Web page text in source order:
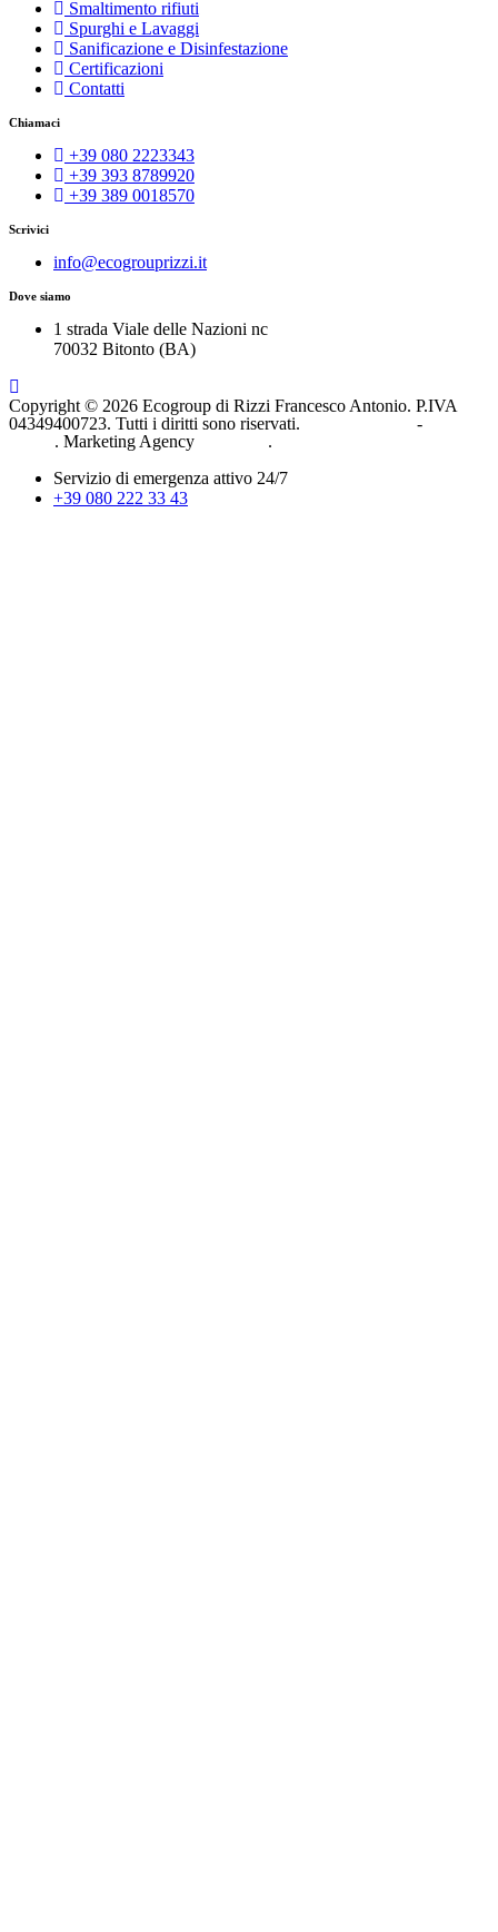
Smaltimento rifiuti
Spurghi e Lavaggi
Sanificazione e Disinfestazione
Certificazioni
Contatti
Chiamaci
+39 080 2223343
+39 393 8789920
+39 389 0018570
Scrivici
info@ecogrouprizzi.it
Dove siamo
1 strada Viale delle Nazioni nc
70032 Bitonto (BA)
Copyright © 2026 Ecogroup di Rizzi Francesco Antonio. P.IVA
04349400723. Tutti i diritti sono riservati.
-
. Marketing Agency
.
Servizio di emergenza attivo 24/7
+39 080 222 33 43